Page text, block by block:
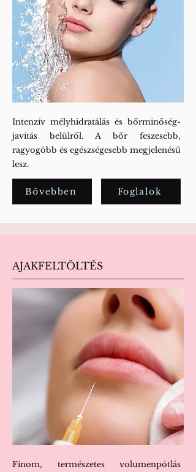
Intenzív mélyhidratálás és bőrminőség-
javítás belülről. A bőr feszesebb,
ragyogóbb és egészségesebb megjelenésű
lesz.
Bővebben Foglalok
AJAKFELTÖLTÉS
Finom, természetes volumenpótlás